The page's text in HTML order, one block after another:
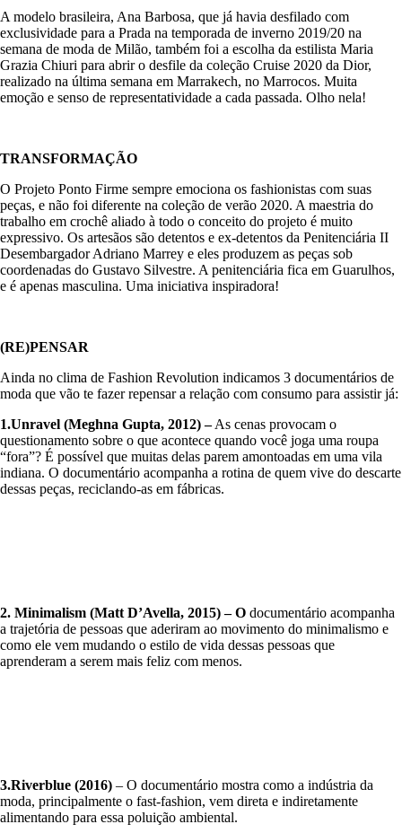
A modelo brasileira, Ana Barbosa, que já havia desfilado com
exclusividade para a Prada na temporada de inverno 2019/20 na
semana de moda de Milão, também foi a escolha da estilista Maria
Grazia Chiuri para abrir o desfile da coleção Cruise 2020 da Dior,
realizado na última semana em Marrakech, no Marrocos. Muita
emoção e senso de representatividade a cada passada. Olho nela!
TRANSFORMAÇÃO
O Projeto Ponto Firme sempre emociona os fashionistas com suas
peças, e não foi diferente na coleção de verão 2020. A maestria do
trabalho em crochê aliado à todo o conceito do projeto é muito
expressivo. Os artesãos são detentos e ex-detentos da Penitenciária II
Desembargador Adriano Marrey e eles produzem as peças sob
coordenadas do Gustavo Silvestre. A penitenciária fica em Guarulhos,
e é apenas masculina. Uma iniciativa inspiradora!
(RE)PENSAR
Ainda no clima de Fashion Revolution indicamos 3 documentários de
moda que vão te fazer repensar a relação com consumo para assistir já:
1.Unravel (Meghna Gupta, 2012) –As cenas provocam o
questionamento sobre o que acontece quando você joga uma roupa
“fora”? É possível que muitas delas parem amontoadas em uma vila
indiana. O documentário acompanha a rotina de quem vive do descarte
dessas peças, reciclando-as em fábricas.
2. Minimalism (Matt D’Avella, 2015) – O documentário acompanha
a trajetória de pessoas que aderiram ao movimento do minimalismo e
como ele vem mudando o estilo de vida dessas pessoas que
aprenderam a serem mais feliz com menos.
3.Riverblue (2016) – O documentário mostra como a indústria da
moda, principalmente o fast-fashion, vem direta e indiretamente
alimentando para essa poluição ambiental.